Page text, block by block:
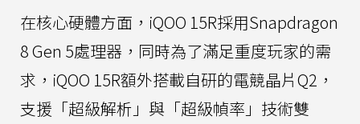
在核心硬體方面，iQOO 15R採用Snapdragon
8 Gen 5處理器，同時為了滿足重度玩家的需
求，iQOO 15R額外搭載自研的電競晶片Q2，
支援「超級解析」與「超級幀率」技術雙